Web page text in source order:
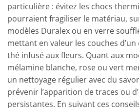
particulière : évitez les chocs
pourraient fragiliser le matériau,
modèles Duralex ou en verre
mettant en valeur les couches d’un
thé infusé aux fleurs. Quant aux
mélamine blanche, rose ou vert
un nettoyage régulier avec du
prévenir l’apparition de traces ou
persistantes. En suivant ces